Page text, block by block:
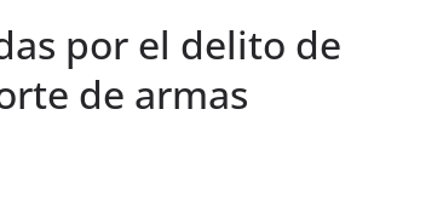
por el delito de
de armas